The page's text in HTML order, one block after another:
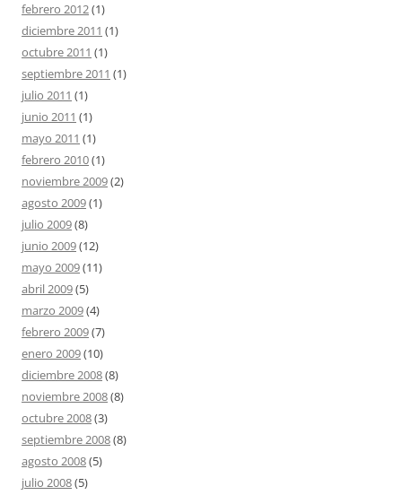
febrero 2012(1)
diciembre 2011 (1)
octubre 2011 (1)
septiembre 2011 (1)
julio 2011 (1)
junio 2011 (1)
mayo 2011 (1)
febrero 2010(1)
noviembre 2009(2)
agosto 2009(1)
julio 2009(8)
junio 2009(12)
mayo 2009(11)
abril 2009(5)
marzo 2009(4)
febrero 2009(7)
enero 2009(10)
diciembre 2008(8)
noviembre 2008(8)
octubre 2008(3)
septiembre 2008(8)
agosto 2008(5)
julio 2008(5)